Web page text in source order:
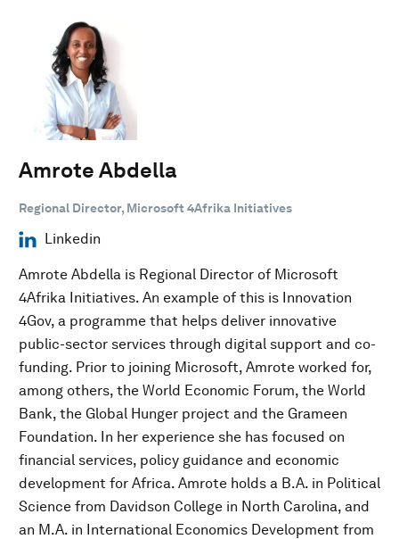
Amrote Abdella
Regional Director, Microsoft 4Afrika Initiatives
Linkedin
Amrote Abdella is Regional Director of Microsoft
4Afrika Initiatives. An example of this is Innovation
4Gov, a programme that helps deliver innovative
public-sector services through digital support and co-
funding. Prior to joining Microsoft, Amrote worked for,
among others, the World Economic Forum, the World
Bank, the Global Hunger project and the Grameen
Foundation. In her experience she has focused on
financial services, policy guidance and economic
development for Africa. Amrote holds a B.A. in Political
Science from Davidson College in North Carolina, and
an M.A. in International Economics Development from